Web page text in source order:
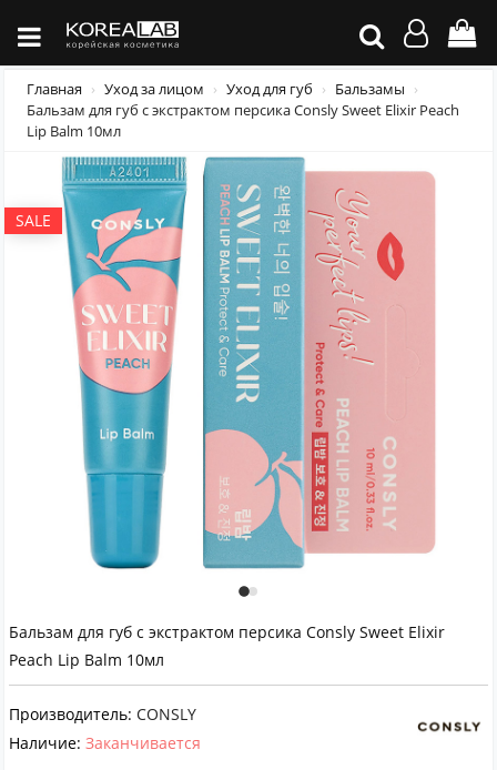
Главная Уход за лицом Уход для губ
Бальзамы
Бальзам для губ с экстрактом персика Consly Sweet Elixir Peach
Lip Balm 10мл
SALE
Бальзам для губ с экстрактом персика Consly Sweet Elixir
Peach Lip Balm 10мл
Производитель: CONSLY
Наличие: Заканчивается